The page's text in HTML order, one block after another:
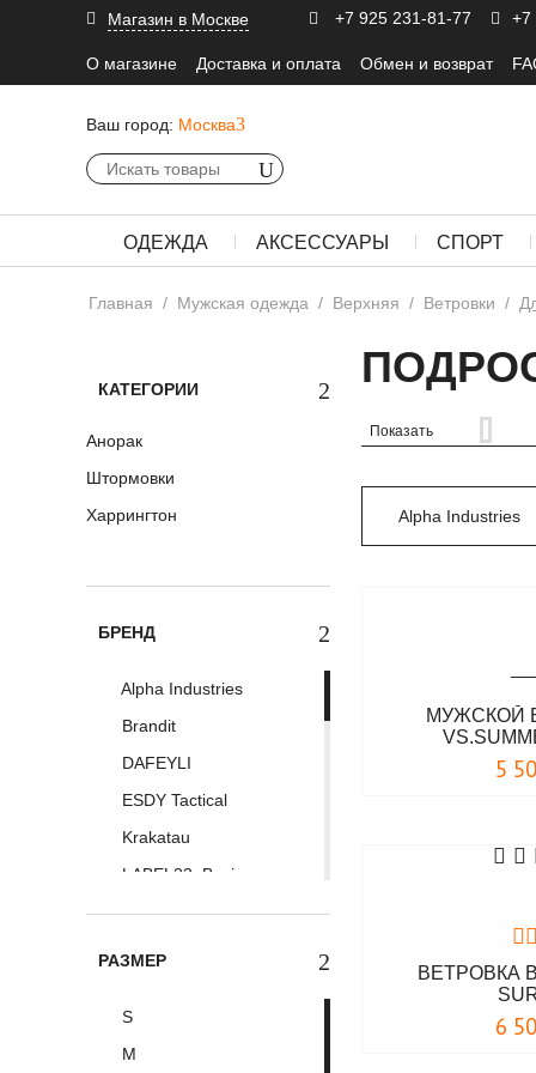
Магазин в Москве +7 925 231-81-77 +7
О магазине Доставка и оплата Обмен и возврат
Ваш город: Москва
ОДЕЖДА АКСЕССУАРЫ СПОРТ
Главная / Мужская одежда / Верхняя / Ветровки /
КАТЕГОРИИ
Анорак
Штормовки
Харрингтон
БРЕНД
Alpha Industries
Brandit
DAFEYLI
ESDY Tactical
Krakatau
LABEL23. Boxing
Mil-Tec
Surplus
Thor Steinar
РАЗМЕР
S
M
Показать
Alpha Industries
МУЖСКОЙ
5
ВЕТРОВКА
6